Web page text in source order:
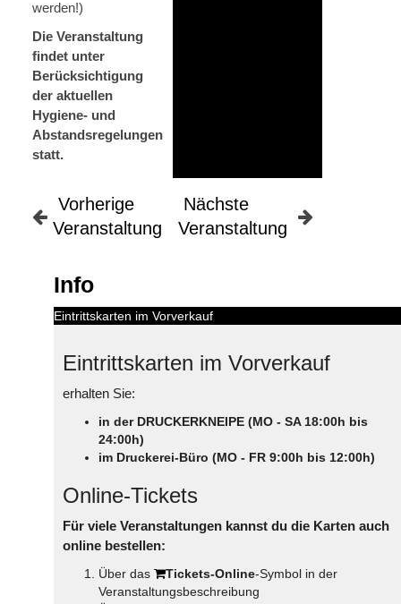
werden!)
Die Veranstaltung
findet unter
Berücksichtigung
der aktuellen
Hygiene- und
Abstandsregelungen
statt.
Vorherige
Veranstaltung
Nächste
Veranstaltung
Info
Eintrittskarten im Vorverkauf
Eintrittskarten im Vorverkauf
erhalten Sie:
in der DRUCKERKNEIPE (MO - SA 18:00h bis
24:00h)
im Druckerei-Büro (MO - FR 9:00h bis 12:00h)
Online-Tickets
Für viele Veranstaltungen kannst du die Karten auch
online bestellen:
Über das Tickets-Online-Symbol in der
Veranstaltungsbeschreibung